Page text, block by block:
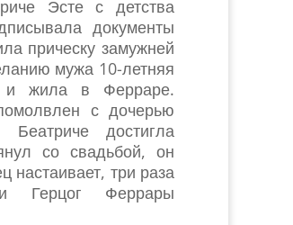
Эсте с детства
документы
прическу замужней
мужа 10-летняя
и жила в Ферраре.
с дочерью
достигла
со свадьбой, он
настаивает, три раза
Герцог Феррары